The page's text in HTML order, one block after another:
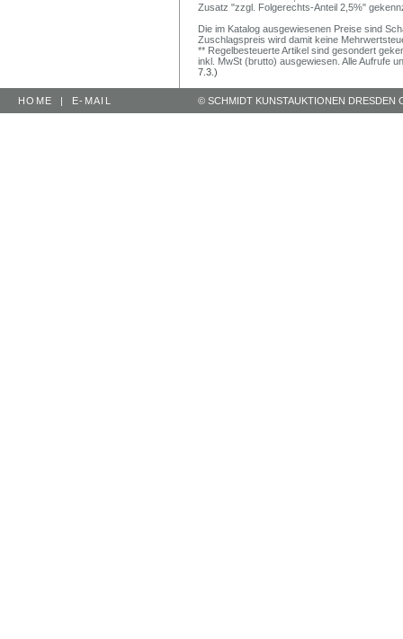
Zusatz "zzgl. Folgerechts-Anteil 2,5%"
Die im Katalog ausgewiesenen Preise sind
Zuschlagspreis wird damit keine
** Regelbesteuerte Artikel sind gesondert
inkl. MwSt (brutto) ausgewiesen. Alle Aufrufe
7.3.)
HOME | E-MAIL © SCHMIDT KUNSTAUKTIONEN DRESDEN